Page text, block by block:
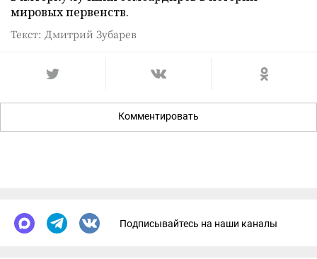
мировых первенств.
Текст: Дмитрий Зубарев
Комментировать
Подписывайтесь на наши каналы